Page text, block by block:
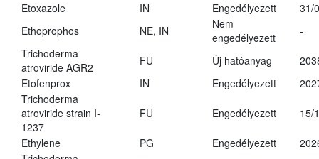
Etoxazole
IN Engedélyezett
31/
Ethoprophos
NE, IN
Nem
engedélyezett
-
Trichoderma
atroviride AGR2
FU Új hatóanyag
Etofenprox
IN Engedélyezett
Trichoderma
atroviride strain I-
1237
FU Engedélyezett 15/
Ethylene PG Engedélyezett